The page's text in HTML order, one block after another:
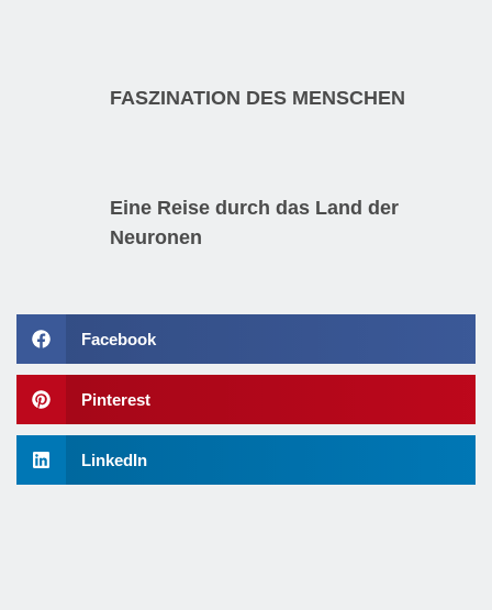
FASZINATION DES MENSCHEN
Eine Reise durch das Land der
Neuronen
Facebook
Pinterest
LinkedIn